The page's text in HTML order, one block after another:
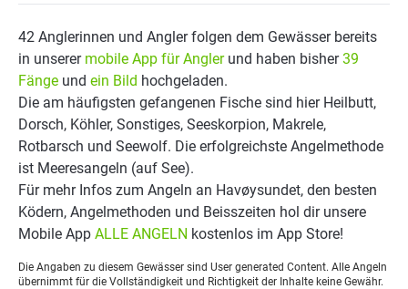
42 Anglerinnen und Angler folgen dem Gewässer bereits
in unserer mobile App für Anglerund haben bisher39
Fänge und ein Bild hochgeladen.
Die am häufigsten gefangenen Fische sind hier Heilbutt,
Dorsch, Köhler, Sonstiges, Seeskorpion, Makrele,
Rotbarsch und Seewolf. Die erfolgreichste Angelmethode
ist Meeresangeln (auf See).
Für mehr Infos zum Angeln an Havøysundet, den besten
Ködern, Angelmethoden und Beisszeiten hol dir unsere
Mobile App ALLE ANGELN kostenlos im App Store!
Die Angaben zu diesem Gewässer sind User generated Content. Alle Angeln
übernimmt für die Vollständigkeit und Richtigkeit der Inhalte keine Gewähr.